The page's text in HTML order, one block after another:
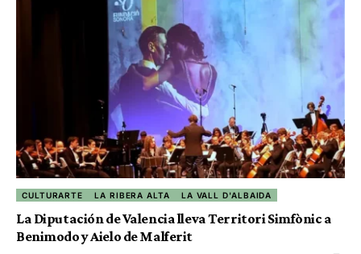
CULTURARTE LA RIBERA ALTA LA VALL D'ALBAIDA
La Diputación de Valencia lleva Territori Simfònic a
Benimodo y Aielo de Malferit